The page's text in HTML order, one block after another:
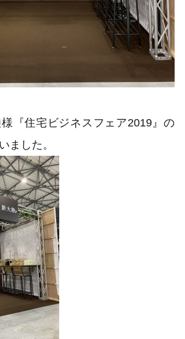
『住宅ビジネスフェア2019』の
ました。